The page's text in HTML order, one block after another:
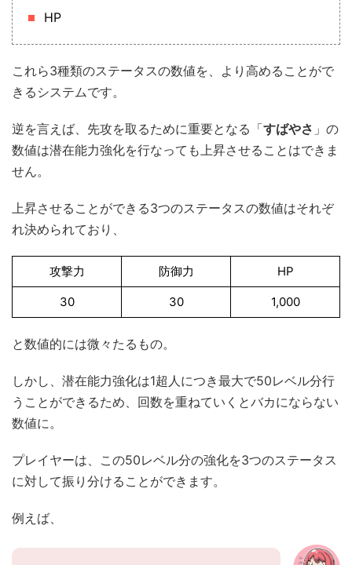
HP
これら3種類のステータスの数値を、より高めることがで
きるシステムです。
逆を言えば、先攻を取るために重要となる「すばやさ 」の
数値は潜在能力強化を行なっても上昇させることはできま
せん。
上昇させることができる3つのステータスの数値はそれぞ
れ決められており、
攻撃力 防御力 HP
30 30 1,000
と数値的には微々たるもの。
しかし、潜在能力強化は1超人につき最大で50レベル分行
うことができるため、回数を重ねていくとバカにならない
数値に。
プレイヤーは、この50レベル分の強化を3つのステータス
に対して振り分けることができます。
例えば、